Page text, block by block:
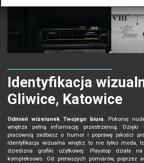
Identyfikacja
Gliwice, Katowice
Odmień wizerunek Twojego biura. Pokonaj
wnętrza pełną informację przestrzenną. Dzięki
pracownią zadbasz o humor i poprawę jakości
Identyfikacja wizualna wnętrz to nie tylko moda,
dziedizna grafiki użytkowej. Playstop działa
kompleksowo. Od pierwszych pomiarów, poprzez